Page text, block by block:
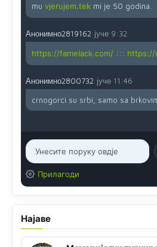
mu vjerujem.tek mi je 50 godina.
Анонимно2819162 јуче 9:32
https://famelack.com/ ::: https://
Анонимно2800732 јуче 11:46
crnogorci su srbi, samo sa
Прилагоди
Најаве